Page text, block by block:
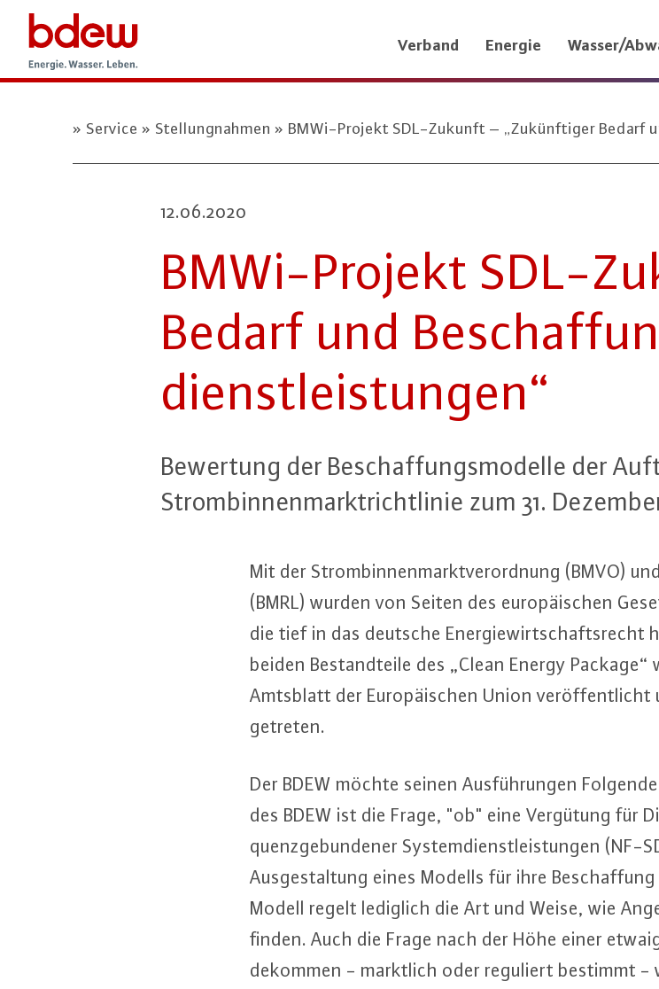
Verband Energie Wasser/
Service Stellungnahmen BMWi-Projekt SDL-Zukunft – „Zukünftiger Bedarf
12.06.2020
BM­Wi-Pro­jekt SDL-
Bedarf und
dienst­leis­tun­gen“
Bewertung der Be­schaf­fungs­mo­del­le der
Strom­bin­nen­markt­richt­li­nie zum 31.
Mit der Strom­bin­nen­markt­ver­ord­nung (BMVO)
(BMRL) wurden von Seiten des eu­ro­päi­schen
die tief in das deutsche En­er­gie­wirt­schafts­recht
beiden Be­stand­tei­le des „Clean Energy Package“
Amtsblatt der Eu­ro­päi­schen Union ver­öf­fent­licht
getreten.
Der BDEW möchte seinen Aus­füh­run­gen
des BDEW ist die Frage, "ob" eine Vergütung
quenz­ge­bun­de­ner Sys­tem­dienst­leis­tun­gen (NF-
Aus­ge­stal­tung eines Modells für ihre
Modell regelt lediglich die Art und Weise, wie
fin­den. Auch die Frage nach der Höhe einer
de­kom­men - marktlich oder reguliert bestimmt -